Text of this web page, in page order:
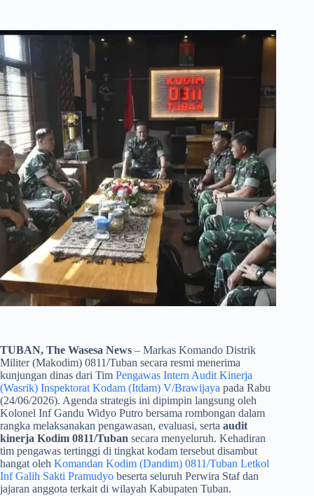
TUBAN, The Wasesa News – Markas Komando Distrik
Militer (Makodim) 0811/Tuban secara resmi menerima
kunjungan dinas dari Tim Pengawas Intern Audit Kinerja
(Wasrik) Inspektorat Kodam (Itdam) V/Brawijaya pada Rabu
(24/06/2026). Agenda strategis ini dipimpin langsung oleh
Kolonel Inf Gandu Widyo Putro bersama rombongan dalam
rangka melaksanakan pengawasan, evaluasi, serta audit
kinerja Kodim 0811/Tuban secara menyeluruh. Kehadiran
tim pengawas tertinggi di tingkat kodam tersebut disambut
hangat oleh Komandan Kodim (Dandim) 0811/Tuban Letkol
Inf Galih Sakti Pramudyo beserta seluruh Perwira Staf dan
jajaran anggota terkait di wilayah Kabupaten Tuban.